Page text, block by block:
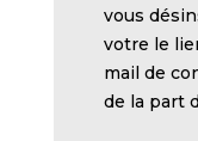
vous
votre le
mail de
de la part